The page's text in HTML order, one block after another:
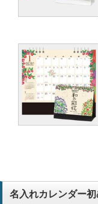
名入れカレンダー